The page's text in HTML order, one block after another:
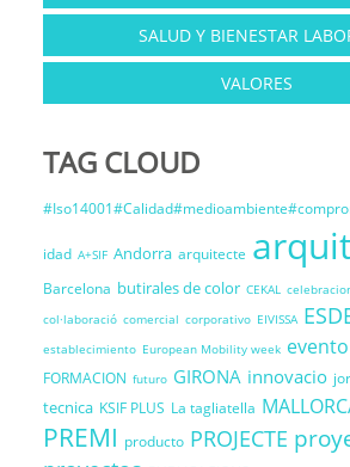
SALUD Y BIENESTAR
VALORES
TAG CLOUD
idad A+SIF Andorra arquitecte
Barcelona butirales de color CEKAL
col·laboració comercial corporativo EIVISSA
establecimiento European Mobility week evento
FORMACION futuro GIRONA innovacio
tecnica KSIF PLUS La tagliatella
PREMI producto PROJECTE